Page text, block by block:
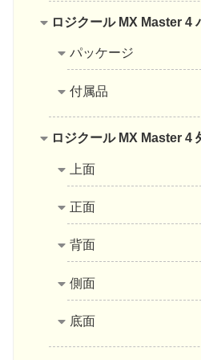
ロジクール MX Master 4
パッケージ
付属品
ロジクール MX Master 4
上面
正面
背面
側面
底面